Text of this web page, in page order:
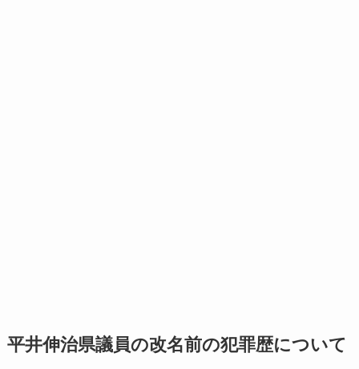
平井伸治県議員の改名前の犯罪歴について